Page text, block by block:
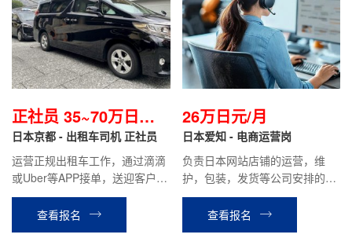
正社员 35~70万日元
左右/月
日本京都 - 出租车司机 正社员
运营正规出租车工作，通过滴滴
或Uber等APP接单，送迎客户等
相关工作。月基本给19万日元，
月综合收入约35~70万日元左右
（根据个人能力）
查看报名
26万日元/月
日本爱知 - 电商运营岗
负责日本网站店铺的运营，维
护，包装，发货等公司安排的其
他工作。
查看报名